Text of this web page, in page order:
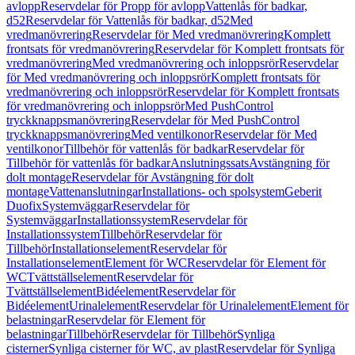
avloppReservdelar för Propp för avloppVattenlås för badkar,
d52Reservdelar för Vattenlås för badkar, d52Med
vredmanövreringReservdelar för Med vredmanövreringKomplett
frontsats för vredmanövreringReservdelar för Komplett frontsats för
vredmanövreringMed vredmanövrering och inloppsrörReservdelar
för Med vredmanövrering och inloppsrörKomplett frontsats för
vredmanövrering och inloppsrörReservdelar för Komplett frontsats
för vredmanövrering och inloppsrörMed PushControl
tryckknappsmanövreringReservdelar för Med PushControl
tryckknappsmanövreringMed ventilkonorReservdelar för Med
ventilkonorTillbehör för vattenlås för badkarReservdelar för
Tillbehör för vattenlås för badkarAnslutningssatsAvstängning för
dolt montageReservdelar för Avstängning för dolt
montageVattenanslutningarInstallations- och spolsystemGeberit
DuofixSystemväggarReservdelar för
SystemväggarInstallationssystemReservdelar för
InstallationssystemTillbehörReservdelar för
TillbehörInstallationselementReservdelar för
InstallationselementElement för WCReservdelar för Element för
WCTvättställselementReservdelar för
TvättställselementBidéelementReservdelar för
BidéelementUrinalelementReservdelar för UrinalelementElement för
belastningarReservdelar för Element för
belastningarTillbehörReservdelar för TillbehörSynliga
cisternerSynliga cisterner för WC, av plastReservdelar för Synliga